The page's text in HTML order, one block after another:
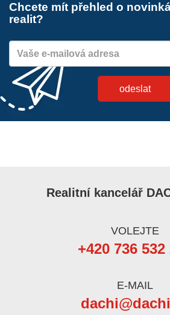
Chcete mít přehled o
realit?
Realitní kancelář
VOLEJTE
+420 736 532
E-MAIL